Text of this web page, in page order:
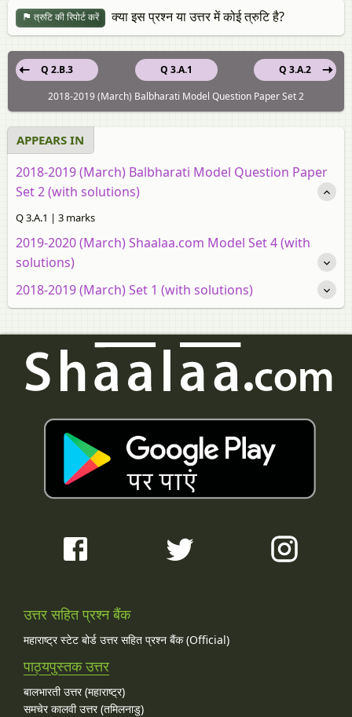
त्रुटि की रिपोर्ट करें क्या इस प्रश्न या उत्तर में कोई त्रुटि है?
Q 3.A.1
Q 2.B.3
Q 3.A.2
2018-2019 (March) Balbharati Model Question Paper Set 2
APPEARS IN
2018-2019 (March) Balbharati Model Question Paper
Set 2 (with solutions)
Q 3.A.1 | 3 marks
2019-2020 (March) Shaalaa.com Model Set 4 (with
solutions)
2018-2019 (March) Set 1 (with solutions)
उत्तर सहित प्रश्न बैंक
महाराष्ट्र स्टेट बोर्ड उत्तर सहित प्रश्न बैंक (Official)
पाठ्यपुस्तक उत्तर
बालभारती उत्तर (महाराष्ट्र)
समचेर कालवी उत्तर (तमिलनाडु)